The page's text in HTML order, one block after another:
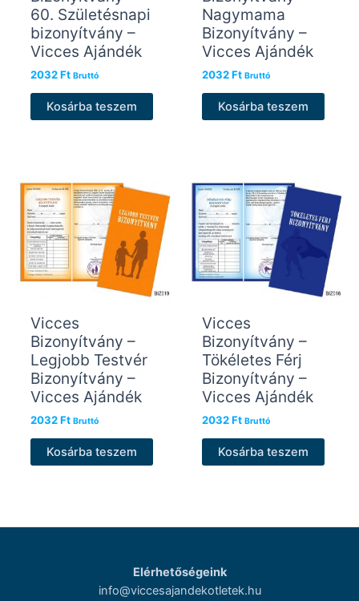
60. Születésnapi
bizonyítvány –
Vicces Ajándék
2032Ft Bruttó
Kosárba teszem
Nagymama
Bizonyítvány –
Vicces Ajándék
2032Ft Bruttó
Kosárba teszem
Vicces
Bizonyítvány –
Legjobb Testvér
Bizonyítvány –
Vicces Ajándék
2032Ft Bruttó
Kosárba teszem
Vicces
Bizonyítvány –
Tökéletes Férj
Bizonyítvány –
Vicces Ajándék
2032Ft Bruttó
Kosárba teszem
Elérhetőségeink
info@viccesajandekotletek.hu